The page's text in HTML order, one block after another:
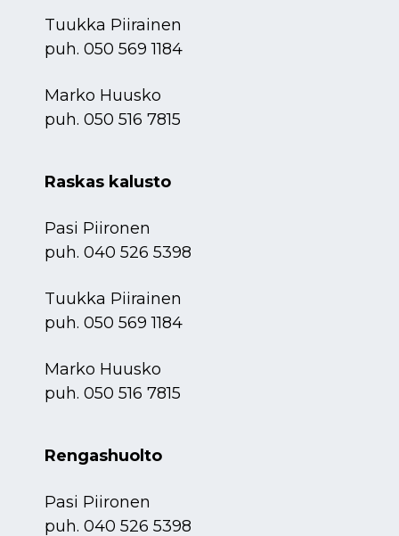
Tuukka Piirainen
puh. 050 569 1184
Marko Huusko
puh. 050 516 7815
Raskas kalusto
Pasi Piironen
puh. 040 526 5398
Tuukka Piirainen
puh. 050 569 1184
Marko Huusko
puh. 050 516 7815
Rengashuolto
Pasi Piironen
puh. 040 526 5398